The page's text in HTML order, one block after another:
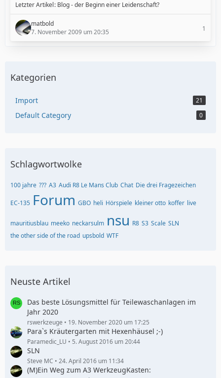
Letzter Artikel Blog - der Beginn einer Leidenschaft?
matbold
7. November 2009 um 20:35
1
Kategorien
Import 21
Default Category 0
Schlagwortwolke
100 jahre ??? A3 Audi R8 Le Mans Club Chat Die drei Fragezeichen
EC-135 Forum GBO heli Hörspiele kleiner otto koffer live
mauritiusblau meeko neckarsulm nsu R8 S3 Scale SLN
the other side of the road upsbold WTF
Neuste Artikel
Das beste Lösungsmittel für Teilewaschanlagen im
Jahr 2020
rswerkzeuge 19. November 2020 um 17:25
Para`s Kräutergarten mit Hexenhäusel ;-)
Paramedic_LU 5. August 2016 um 20:44
SLN
Steve MC 24. April 2016 um 11:34
(M)Ein Weg zum A3 WerkzeugKasten: